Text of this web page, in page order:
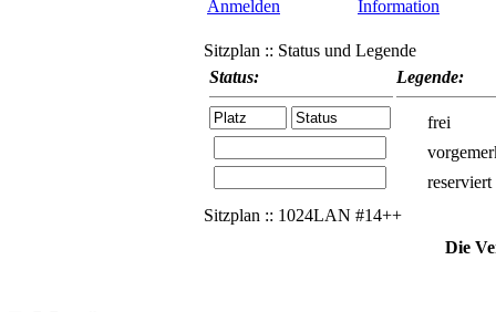
Anmelden Information
Sitzplan :: Status und Legende
Status:
Legende:
frei
reserviert
Sitzplan :: 1024LAN #14++
Die